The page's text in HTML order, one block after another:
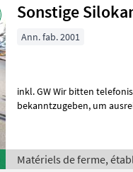
Sonstige
Ann. fab. 2001
inkl. GW Wir bitten
bekanntzugeben, um ausreichend Zeit für die Beratung und eventuell
Matériels de ferme,